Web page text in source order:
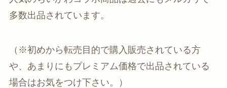
多数出品されています。
（※初めから転売目的で購入販売されている方
や、あまりにもプレミアム価格で出品されている
場合はお気をつけ下さい。）